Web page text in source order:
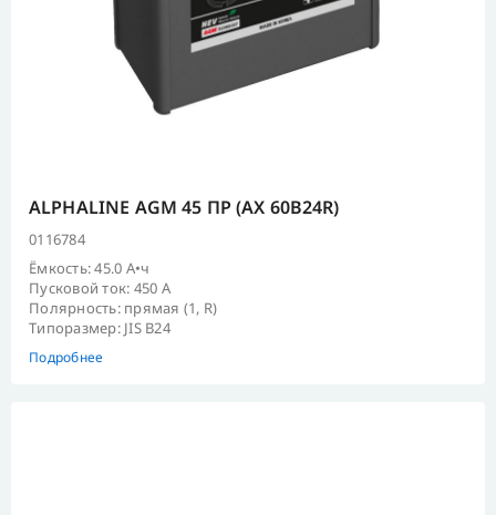
ALPHALINE AGM 45 ПР (AX 60B24R)
0116784
Ёмкость: 45.0 А•ч
Пусковой ток: 450 А
Полярность: прямая (1, R)
Типоразмер: JIS B24
Подробнее